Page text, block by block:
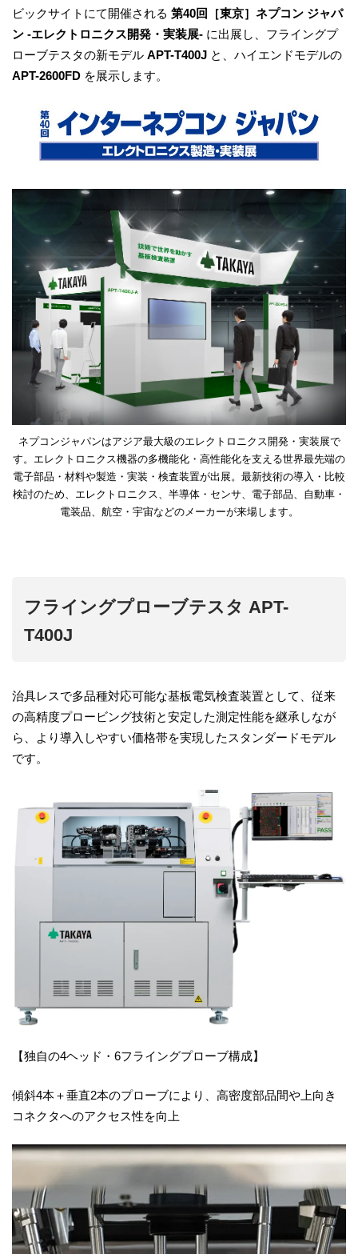
ビックサイトにて開催される 第40回［東京］ネプコン ジャパ
ン -エレクトロニクス開発・実装展- に出展し、フライングプ
ローブテスタの新モデル APT-T400J と、ハイエンドモデルの
APT-2600FD を展示します。
ネプコンジャパンはアジア最大級のエレクトロニクス開発・実装展で
す。エレクトロニクス機器の多機能化・高性能化を支える世界最先端の
電子部品・材料や製造・実装・検査装置が出展。最新技術の導入・比較
検討のため、エレクトロニクス、半導体・センサ、電子部品、自動車・
電装品、航空・宇宙などのメーカーが来場します。
フライングプローブテスタ APT-
T400J
治具レスで多品種対応可能な基板電気検査装置として、従来
の高精度プロービング技術と安定した測定性能を継承しなが
ら、より導入しやすい価格帯を実現したスタンダードモデル
です。
【独自の4ヘッド・6フライングプローブ構成】
傾斜4本＋垂直2本のプローブにより、高密度部品間や上向き
コネクタへのアクセス性を向上